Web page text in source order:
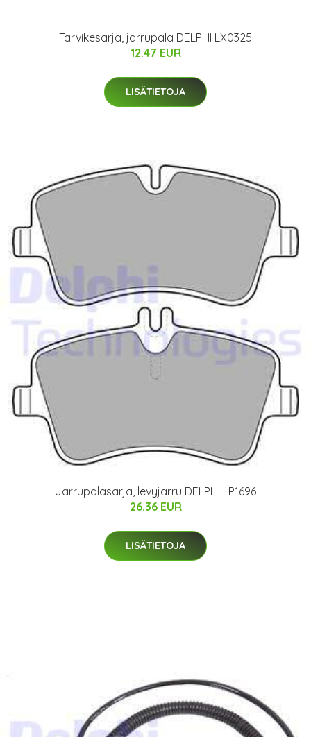
Tarvikesarja, jarrupala DELPHI LX0325
12.47 EUR
LISÄTIETOJA
Jarrupalasarja, levyjarru DELPHI LP1696
26.36 EUR
LISÄTIETOJA